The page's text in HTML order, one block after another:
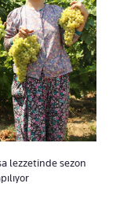
lezzetinde sezon